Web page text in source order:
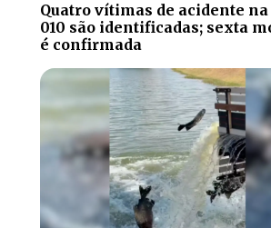
Quatro vítimas de acidente na
010 são identificadas; sexta
é confirmada